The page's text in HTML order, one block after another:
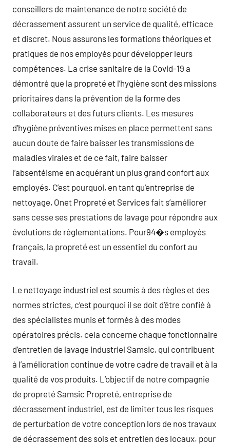
conseillers de maintenance de notre société de
décrassement assurent un service de qualité, efficace
et discret. Nous assurons les formations théoriques et
pratiques de nos employés pour développer leurs
compétences. La crise sanitaire de la Covid-19 a
démontré que la propreté et l’hygiène sont des missions
prioritaires dans la prévention de la forme des
collaborateurs et des futurs clients. Les mesures
d’hygiène préventives mises en place permettent sans
aucun doute de faire baisser les transmissions de
maladies virales et de ce fait, faire baisser
l’absentéisme en acquérant un plus grand confort aux
employés. C’est pourquoi, en tant qu’entreprise de
nettoyage, Onet Propreté et Services fait s’améliorer
sans cesse ses prestations de lavage pour répondre aux
évolutions de réglementations. Pour94�s employés
français, la propreté est un essentiel du confort au
travail.
Le nettoyage industriel est soumis à des règles et des
normes strictes, c’est pourquoi il se doit d’être confié à
des spécialistes munis et formés à des modes
opératoires précis. cela concerne chaque fonctionnaire
d’entretien de lavage industriel Samsic, qui contribuent
à l’amélioration continue de votre cadre de travail et à la
qualité de vos produits. L’objectif de notre compagnie
de propreté Samsic Propreté, entreprise de
décrassement industriel, est de limiter tous les risques
de perturbation de votre conception lors de nos travaux
de décrassement des sols et entretien des locaux. pour